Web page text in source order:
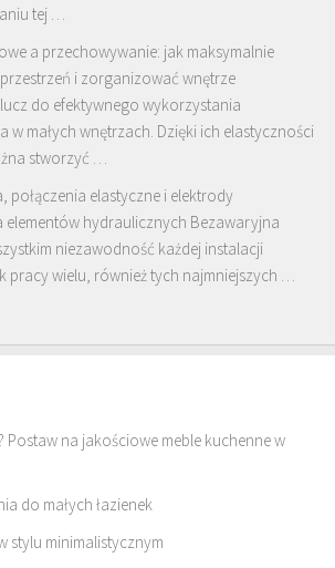
tej …
a przechowywanie: jak maksymalnie
i zorganizować wnętrze
do efektywnego wykorzystania
w małych wnętrzach. Dzięki ich elastyczności
stworzyć …
połączenia elastyczne i elektrody
elementów hydraulicznych Bezawaryjna
niezawodność każdej instalacji
pracy wielu, również tych najmniejszych …
Postaw na jakościowe meble kuchenne w
do małych łazienek
stylu minimalistycznym